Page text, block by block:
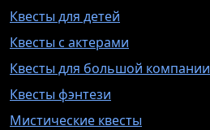
Квесты для детей
Квесты с актерами
Квесты для большой компании
Квесты фэнтези
Мистические квесты